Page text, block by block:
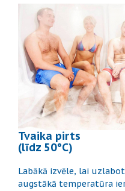
Tvaika pirts
(līdz 50°C)
Labākā izvēle, lai
augstākā temperatūra